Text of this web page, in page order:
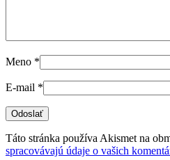
Meno *
E-mail *
Táto stránka používa Akismet na
spracovávajú údaje o vašich